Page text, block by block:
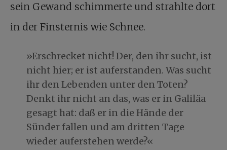
sein Gewand schimmerte und strahlte dort
in der Finsternis wie Schnee.
»Erschrecket nicht! Der, den ihr sucht, ist
nicht hier; er ist auferstanden. Was sucht
ihr den Lebenden unter den Toten?
Denkt ihr nicht an das, was er in Galiläa
gesagt hat: daß er in die Hände der
Sünder fallen und am dritten Tage
wieder auferstehen werde?«